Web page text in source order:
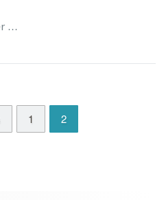
…
1 2